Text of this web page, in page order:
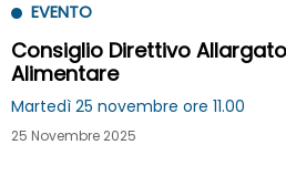
EVENTO
Consiglio Direttivo
Alimentare
Martedì 25 novembre ore 11.00
25 Novembre 2025